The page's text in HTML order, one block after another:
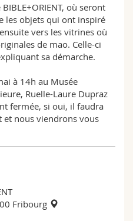
où seront
les objets qui ont inspiré
vers les vitrines où
de mao. Celle-ci
sa démarche.
à 14h au Musée
Ruelle-Laure Dupraz
fermée, si oui, il faudra
nous viendrons vous
Fribourg